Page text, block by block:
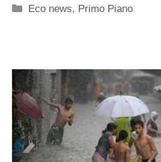
Categorie
Eco news, Primo Piano